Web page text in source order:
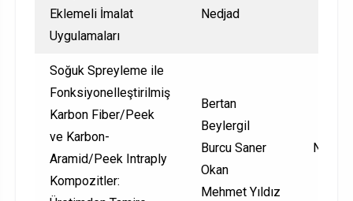
Eklemeli İmalat
Uygulamaları
Nedjad
Soğuk Spreyleme ile
Fonksiyonelleştirilmiş
Karbon Fiber/Peek
ve Karbon-
Aramid/Peek Intraply
Kompozitler:
Bertan
Beylergil
Burcu Saner
Okan
Mehmet Yıldız